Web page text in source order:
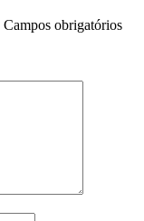
Campos obrigatórios